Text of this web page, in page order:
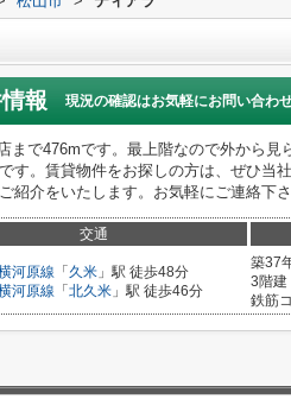
報 現況の確認はお気軽にお問い合わせ
まで476mです。最上階なので外から見
す。賃貸物件をお探しの方は、ぜひ当
紹介をいたします。お気軽にご連絡下さ
交通
河原線 「 久米 」駅 徒歩48分
河原線 「 北久米 」駅 徒歩46分
築37
3階建
鉄筋